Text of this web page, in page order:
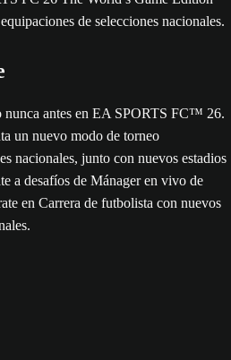
antes en EA SPORTS FC™ 26.
un nuevo modo de torneo
nacionales, junto con nuevos estadios
a desafíos de Mánager en vivo de
en Carrera de futbolista con nuevos